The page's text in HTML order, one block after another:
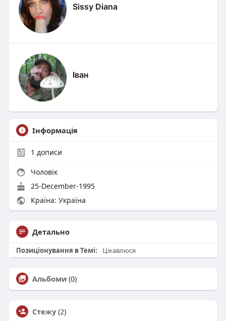
Sissy Diana
Іван
Інформація
1 дописи
Чоловік
25-December-1995
Країна: Україна
Детально
Позиціонування в Темі: Цікавлюся
Альбоми (0)
Стежу (2)